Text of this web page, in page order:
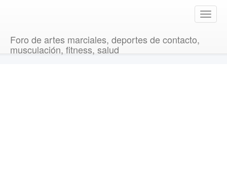
T
o
Foro de artes marciales, deportes de contacto,
musculación, fitness, salud